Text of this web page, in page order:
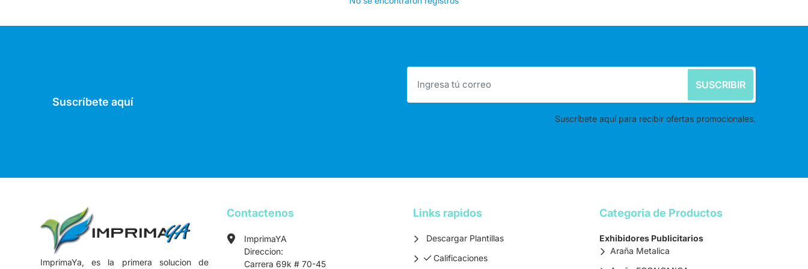
Suscríbete aquí
SUSCRIBIR
Suscríbete aquí para recibir ofertas promocionales.
ImprimaYa, es la primera solucion de
Contactenos
ImprimaYA
Direccion:
Carrera 69k # 70-45
Links rapidos
Descargar Plantillas
Calificaciones
Calificaciones
Categoria de Productos
Exhibidores Publicitarios
Araña Metalica